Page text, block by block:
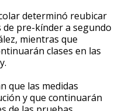
determinó reubicar
pre-kínder a segundo
mientras que
clases en las
que las medidas
y que continuarán